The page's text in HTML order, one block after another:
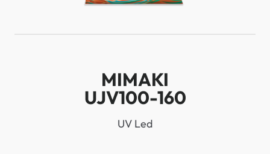
MIMAKI
UJV100-160
UV Led